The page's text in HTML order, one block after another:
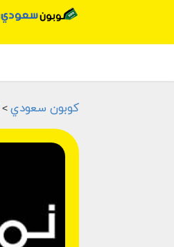
كوبون سعودي >